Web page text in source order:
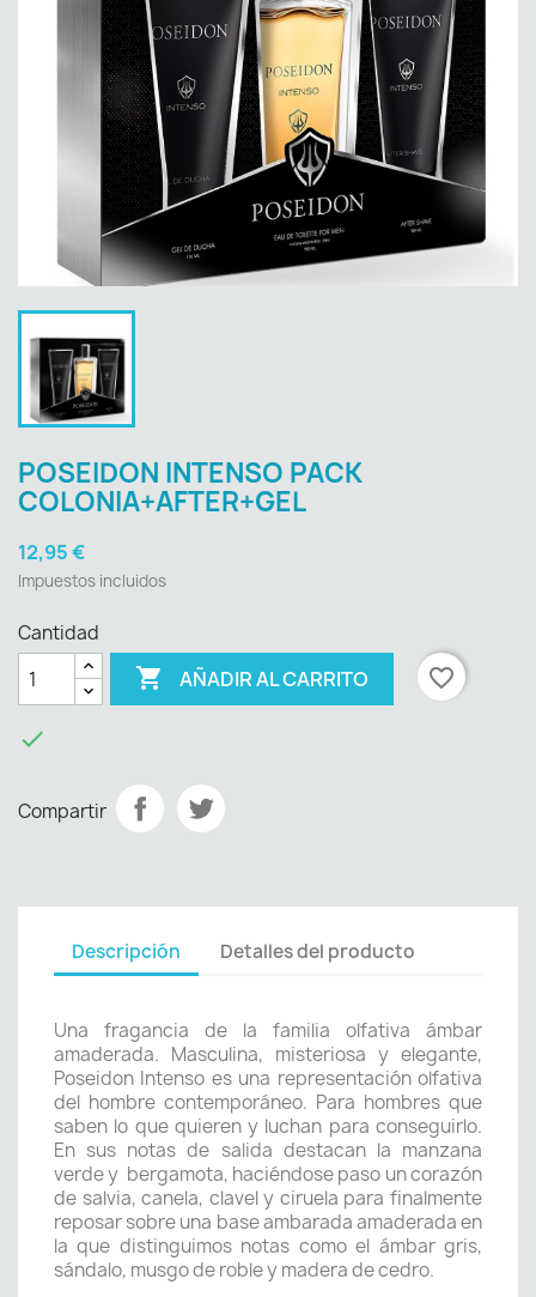
POSEIDON INTENSO PACK
COLONIA+AFTER+GEL
12,95 €
Impuestos incluidos
Cantidad
 AÑADIR AL CARRITO favorite_border

Compartir
Descripción Detalles del producto
Una fragancia de la familia olfativa ámbar
amaderada. Masculina, misteriosa y elegante,
Poseidon Intenso es una representación olfativa
del hombre contemporáneo. Para hombres que
saben lo que quieren y luchan para conseguirlo.
En sus notas de salida destacan la manzana
verde y bergamota, haciéndose paso un corazón
de salvia, canela, clavel y ciruela para finalmente
reposar sobre una base ambarada amaderada en
la que distinguimos notas como el ámbar gris,
sándalo, musgo de roble y madera de cedro.